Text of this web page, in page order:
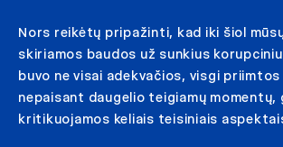
Nors reikėtų pripažinti, kad iki šiol
skiriamos baudos už sunkius
buvo ne visai adekvačios, visgi
nepaisant daugelio teigiamų momentų,
kritikuojamos keliais teisiniais